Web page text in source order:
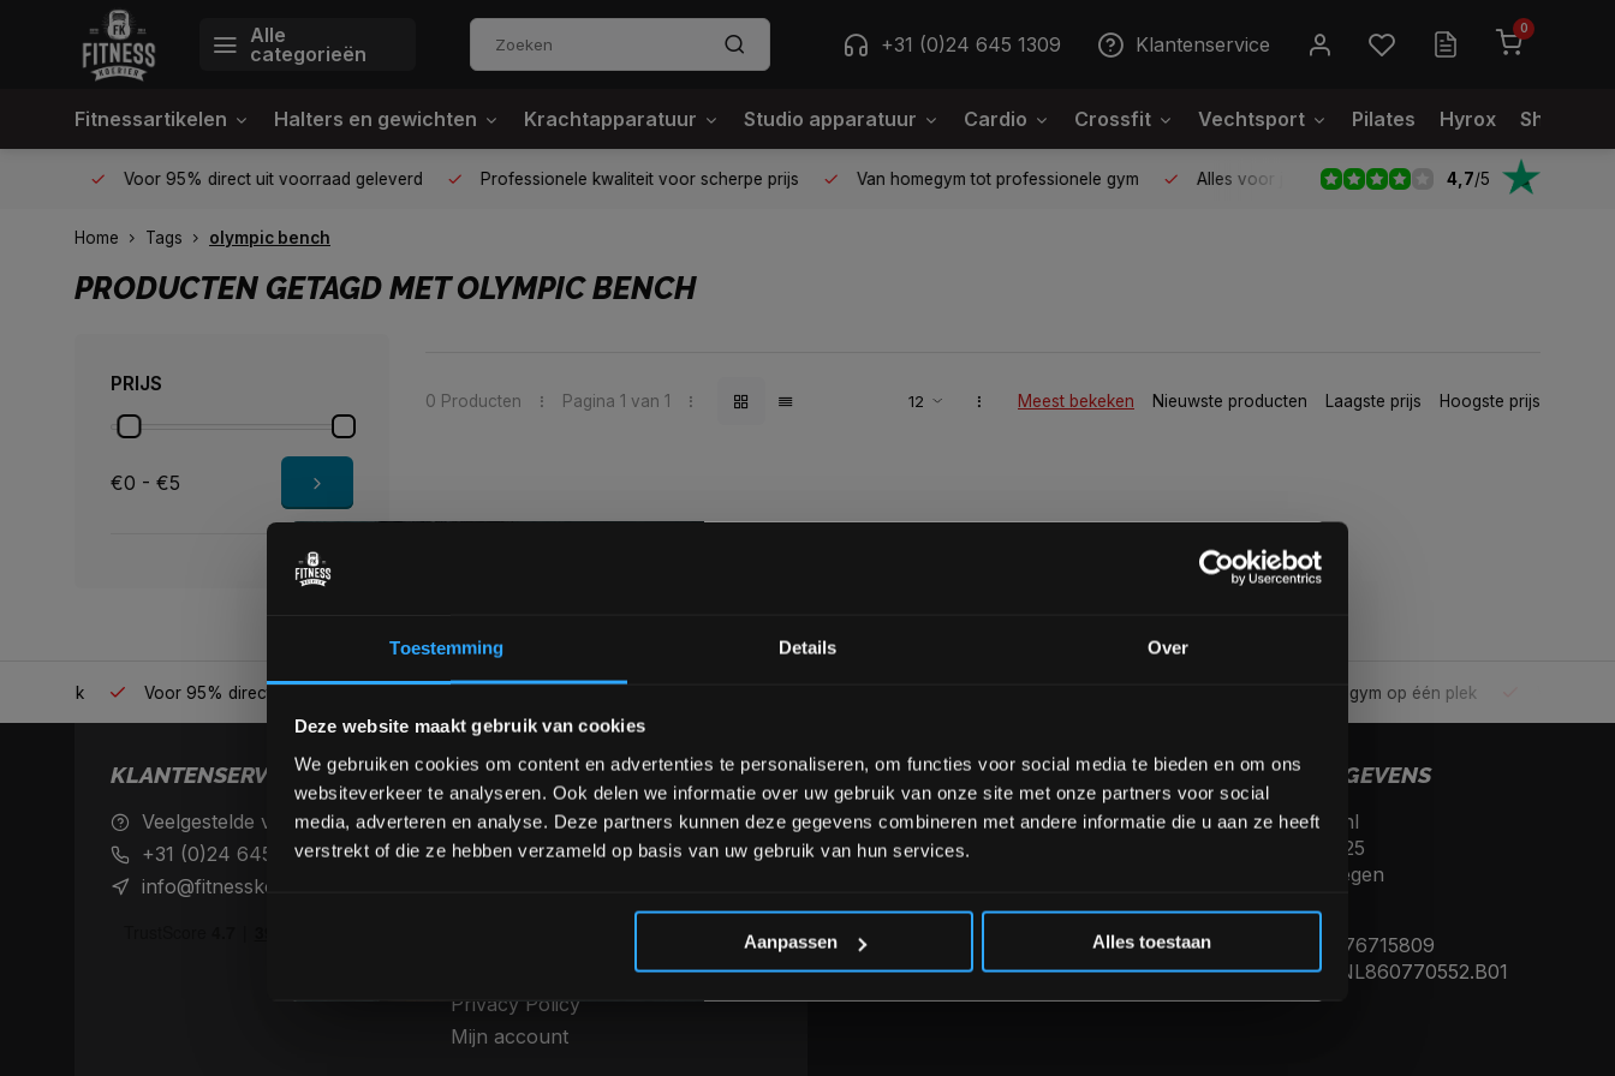
Toestemming Details Over
Deze website maakt gebruik van cookies
We gebruiken cookies om content en advertenties te personaliseren, om functies voor social media te bieden en om ons
websiteverkeer te analyseren. Ook delen we informatie over uw gebruik van onze site met onze partners voor social
media, adverteren en analyse. Deze partners kunnen deze gegevens combineren met andere informatie die u aan ze heeft
verstrekt of die ze hebben verzameld op basis van uw gebruik van hun services.
Aanpassen Alles toestaan
Alle
categorieën
+31 (0)24 645 1309 Klantenservice
0
Fitnessartikelen Halters en gewichten Krachtapparatuur Studio apparatuur Cardio Crossfit Vechtsport Pilates Hyrox
Voor 95% direct uit voorraad geleverd Professionele kwaliteit voor scherpe prijs Van homegym tot professionele gym Alles voor jouw gym op één plek Voor 95%
4,7/5
Home Tags olympic bench
PRODUCTEN GETAGD MET OLYMPIC BENCH
PRIJS
€0 - €5
0 Producten Pagina 1 van 1 Meest bekeken Nieuwste producten Laagste prijs Hoogste prijs
Voor 95% direct uit voorraad geleverd Alles voor jouw gym op één plek
KLANTENSERVICE
Veelgestelde vragen
+31 (0)24 645 1309
info@fitnesskoerier.nl
Achteraf betalen & Overige
betaalmethoden
Privacy Policy
Mijn account
INFORMATIE
Over ons
Blog
Categorieën
CONTACTGEGEVENS
Fitnesskoerier.nl
Kerkenbos 10125
6546 BJ, Nijmegen
KVK nummer: 76715809
Btw nummer: NL860770552.B01
Bam! 5% korting op je volgende bestelling
Inschrijven